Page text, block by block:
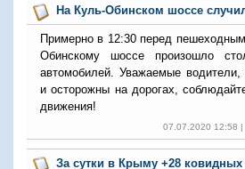
На Куль-Обинском шоссе
Примерно в 12:30 перед
Обинскому шоссе произошло
автомобилей. Уважаемые водители,
и осторожны на дорогах,
движения!
07.07.2020 12:58 |
За сутки в Крыму +28